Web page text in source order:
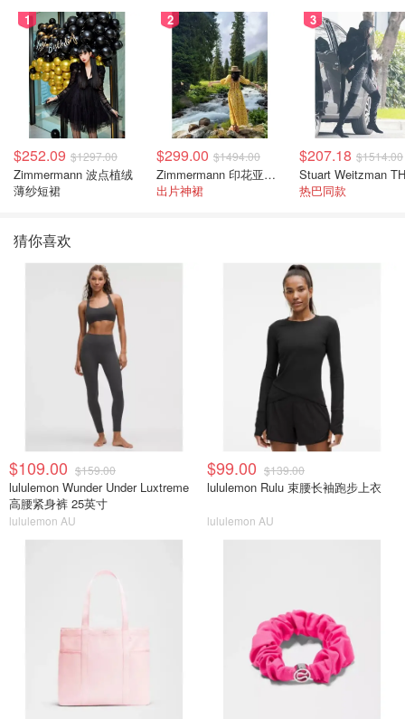
1
$252.09 $1297.00
Zimmermann 波点植绒
薄纱短裙
2
$299.00 $1494.00
Zimmermann 印花亚麻露背中长连衣裙
出片神裙
3
$207.18 $1514.00
热巴同款
猜你喜欢
$109.00 $159.00
lululemon Wunder Under Luxtreme
高腰紧身裤 25英寸
lululemon AU
$99.00 $139.00
lululemon Rulu 束腰长袖跑步上衣
lululemon AU